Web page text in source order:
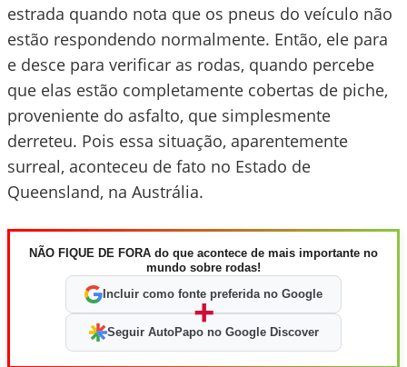
estrada quando nota que os pneus do veículo não
estão respondendo normalmente. Então, ele para
e desce para verificar as rodas, quando percebe
que elas estão completamente cobertas de piche,
proveniente do asfalto, que simplesmente
derreteu. Pois essa situação, aparentemente
surreal, aconteceu de fato no Estado de
Queensland, na Austrália.
NÃO FIQUE DE FORA do que acontece de mais importante no
mundo sobre rodas!
Incluir como fonte preferida no Google
+
Seguir AutoPapo no Google Discover